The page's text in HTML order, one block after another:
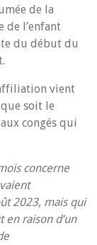
de la
de l’enfant
du début du
vient
que soit le
congés qui
concerne
2023, mais qui
raison d’un